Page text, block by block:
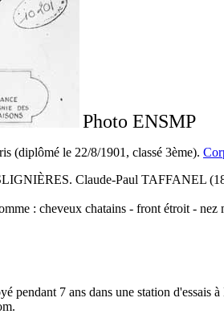
Photo ENSMP
(diplômé le 22/8/1901, classé 3ème).
Claude-Paul TAFFANEL
: cheveux chatains - front étroit -
pendant 7 ans dans une station